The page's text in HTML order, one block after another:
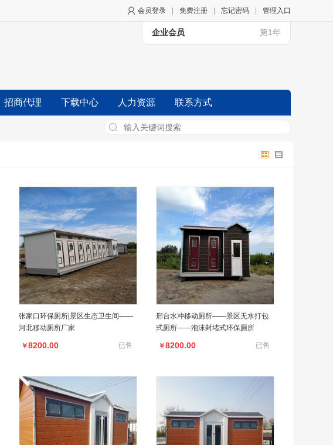
会员登录 免费注册 忘记密码 管理入口
企业会员 第1年
招商代理 下载中心 人力资源 联系方式
张家口环保厕所|景区生态卫生间——
河北移动厕所厂家
￥8200.00 已售
邢台水冲移动厕所——景区无水打包
式厕所——泡沫封堵式环保厕所
￥8200.00 已售